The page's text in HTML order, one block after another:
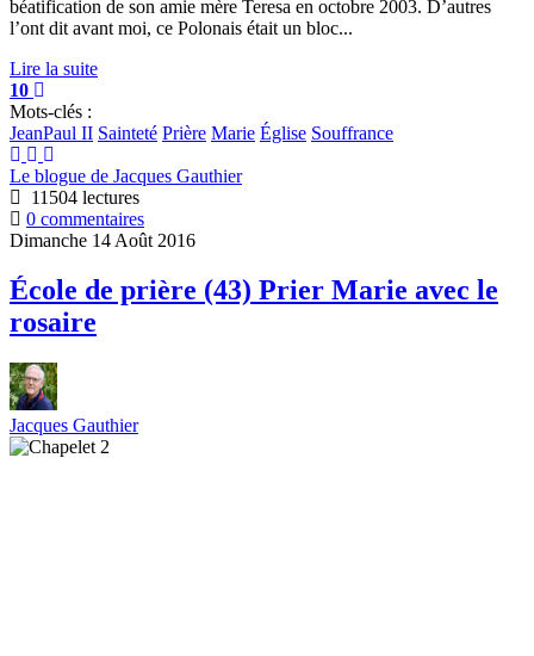
béatification de son amie mère Teresa en octobre 2003. D’autres
l’ont dit avant moi, ce Polonais était un bloc...
Lire la suite
10
Mots-clés :
JeanPaul II Sainteté Prière Marie Église Souffrance
Le blogue de Jacques Gauthier
11504 lectures
0 commentaires
Dimanche 14 Août 2016
École de prière (43) Prier Marie avec le
rosaire
Jacques Gauthier